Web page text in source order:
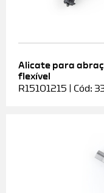
Alicate para
flexível
R15101215 | Cód: